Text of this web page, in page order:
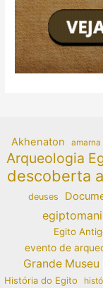
Akhenaton amarna
Arqueologia
descoberta
deuses
Egito
evento de
Grande
História do Egito